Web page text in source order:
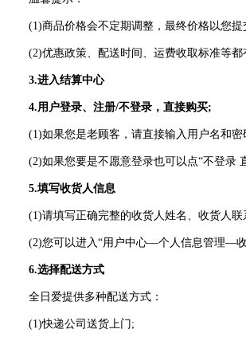
(1)商品价格会不定期调整，最终价格以您提
(2)优惠政策、配送时间、运费收取标准等都
3.进入结算中心
4.用户登录、注册/不登录，直接购买;
(1)如果您是老顾客，请直接输入用户名和密
(2)如果您要是不愿意登录也可以点“不登录
5.填写收货人信息
(1)请填写正确完整的收货人姓名、收货人联
(2)您可以进入“用户中心—个人信息管理—收
6.选择配送方式
全日爱提供多种配送方式：
(1)快递公司送货上门;